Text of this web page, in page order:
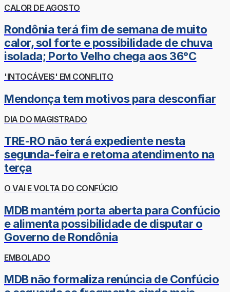
CALOR DE AGOSTO
Rondônia terá fim de semana de muito
calor, sol forte e possibilidade de chuva
isolada; Porto Velho chega aos 36°C
'INTOCÁVEIS' EM CONFLITO
Mendonça tem motivos para desconfiar
DIA DO MAGISTRADO
TRE-RO não terá expediente nesta
segunda-feira e retoma atendimento na
terça
O VAI E VOLTA DO CONFÚCIO
MDB mantém porta aberta para Confúcio
e alimenta possibilidade de disputar o
Governo de Rondônia
EMBOLADO
MDB não formaliza renúncia de Confúcio